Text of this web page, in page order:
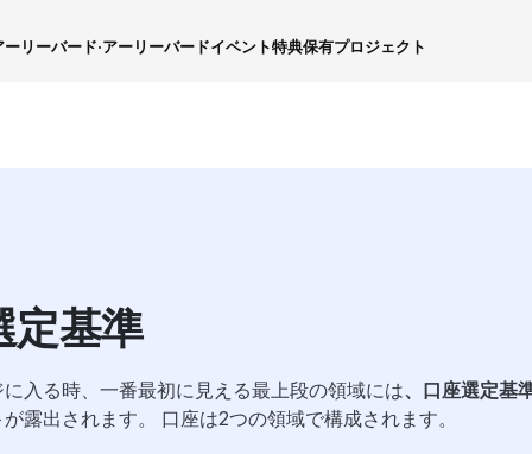
リーバード·アーリーバードイベント特典保有プロジェクト
定基準
入る時、一番最初に見える最上段の領域には、口座選定基
が露出されます。 口座は2つの領域で構成されます。